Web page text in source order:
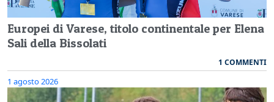
Europei di Varese, titolo continentale per Elena
Sali della Bissolati
1 COMMENTI
1 agosto 2026